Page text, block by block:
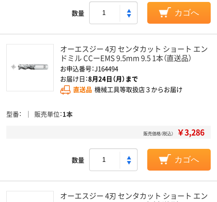
数量 カゴへ
オーエスジー 4刃 センタカット ショート エン
ドミル CCーEMS 9.5mm 9.5 1本（直送品）
お申込番号：J164494
お届け日：8月24日（月）まで
直送品 機械工具等取扱店３からお届け
型番 販売単位 1本
販売価格（税込） ￥3,286
数量 カゴへ
オーエスジー 4刃 センタカット ショート エン